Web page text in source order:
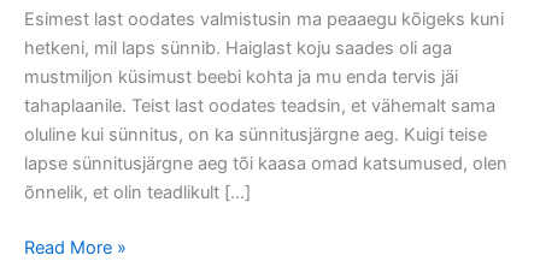
Esimest last oodates valmistusin ma peaaegu kõigeks kuni
hetkeni, mil laps sünnib. Haiglast koju saades oli aga
mustmiljon küsimust beebi kohta ja mu enda tervis jäi
tahaplaanile. Teist last oodates teadsin, et vähemalt sama
oluline kui sünnitus, on ka sünnitusjärgne aeg. Kuigi teise
lapse sünnitusjärgne aeg tõi kaasa omad katsumused, olen
õnnelik, et olin teadlikult […]
Sünnitusjärgne
Read More »